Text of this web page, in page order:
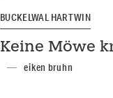
BUCKELWAL HARTWIN
Keine Möwe
eiken bruhn